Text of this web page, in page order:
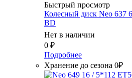
Быстрый просмотр
Колесный диск Neo 637
BD
Нет в наличии
0 ₽
Подробнее
Хранение до сезона 0₽